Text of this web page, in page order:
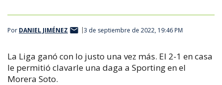
Por DANIEL JIMÉNEZ 3 de septiembre de 2022, 19:46 PM
La Liga ganó con lo justo una vez más. El 2-1 en casa
le permitió clavarle una daga a Sporting en el
Morera Soto.